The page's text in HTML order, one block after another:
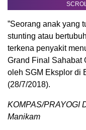
”Seorang anak yang
stunting atau
terkena penyakit
Grand Final Sahabat
oleh SGM Eksplor di
(28/7/2018).
KOMPAS/PRAYOGI
Manikam